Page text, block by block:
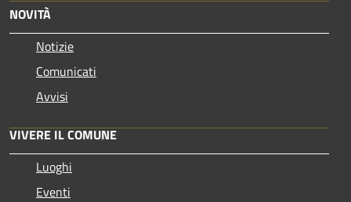
NOVITÀ
Notizie
Comunicati
Avvisi
VIVERE IL COMUNE
Luoghi
Eventi